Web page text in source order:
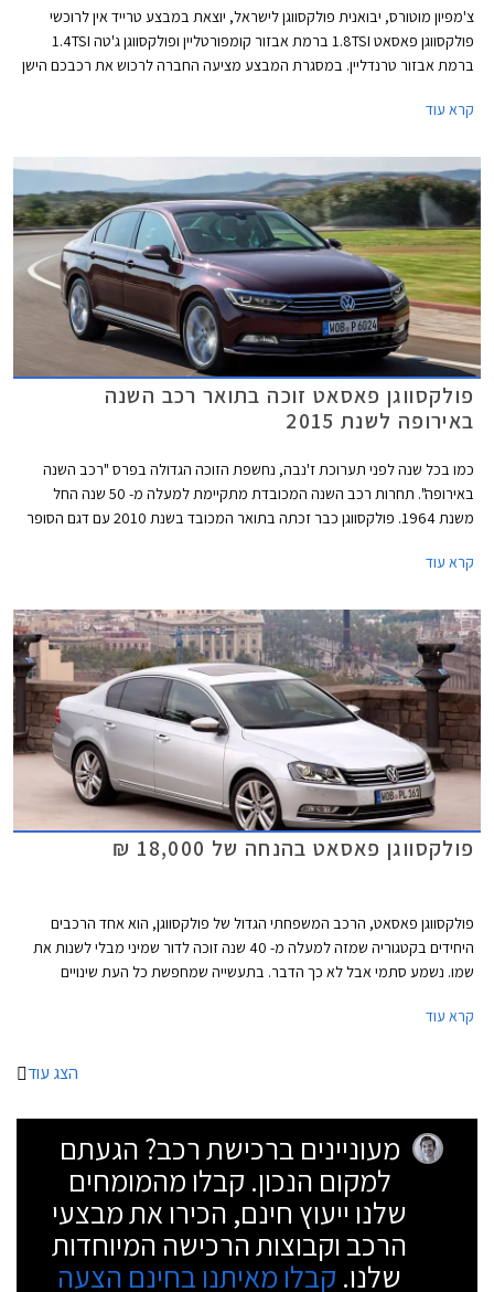
צ'מפיון מוטורס, יבואנית פולקסווגן לישראל, יוצאת במבצע טרייד אין לרוכשי
פולקסווגן פאסאט 1.8TSI ברמת אבזור קומפורטליין ופולקסווגן ג'טה 1.4TSI
ברמת אבזור טרנדליין. במסגרת המבצע מציעה החברה לרכוש את רכבכם הישן
קרא עוד
פולקסווגן פאסאט זוכה בתואר רכב השנה
באירופה לשנת 2015
כמו בכל שנה לפני תערוכת ז'נבה, נחשפת הזוכה הגדולה בפרס "רכב השנה
באירופה". תחרות רכב השנה המכובדת מתקיימת למעלה מ- 50 שנה החל
משנת 1964. פולקסווגן כבר זכתה בתואר המכובד בשנת 2010 עם דגם הסופר
גולף. כעת תורה של פולקסווגן פאסאט החדשה לזכות בתואר הנחשק.
קרא עוד
פולקסווגן פאסאט בהנחה של 18,000 ₪
פולקסווגן פאסאט, הרכב המשפחתי הגדול של פולקסווגן, הוא אחד הרכבים
היחידים בקטגוריה שמזה למעלה מ- 40 שנה זוכה לדור שמיני מבלי לשנות את
שמו. נשמע סתמי אבל לא כך הדבר. בתעשייה שמחפשת כל העת שינויים
ארוכה בייחוד לאור השינוי והשדרוג שחל במעמדה של פולקסווגן פאסאט במהלך
קרא עוד
הצג עוד
מעוניינים ברכישת רכב? הגעתם
למקום הנכון. קבלו מהמומחים
שלנו ייעוץ חינם, הכירו את מבצעי
הרכב וקבוצות הרכישה המיוחדות
שלנו. קבלו מאיתנו בחינם הצעה